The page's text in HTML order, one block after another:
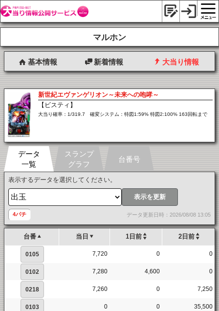
マルホン
基本情報 新着情報 大当り情報
新世紀エヴァンゲリオン～未来への咆哮～
【ビスティ】
大当り確率：1/319.7 確変システム：特図1:59% 特図2:100% 163回転まで
データ
一覧
表示するデータを選択してください。
表示を更新
4パチ データ更新日時：2026/08/08 13:05
台番 当日 1日前 2日前
0105 7,720 0 0
0102 7,280 4,600 0
0218 7,260 0 7,250
0103 0 0 35,500
スランプ
グラフ
台番号